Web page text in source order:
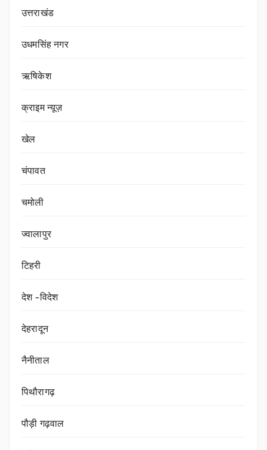
उत्तराखंड
उधमसिंह नगर
ऋषिकेश
क्राइम न्यूज़
खेल
चंपावत
चमोली
ज्वालापुर
टिहरी
देश -विदेश
देहरादून
नैनीताल
पिथौरागढ़
पौड़ी गढ़वाल